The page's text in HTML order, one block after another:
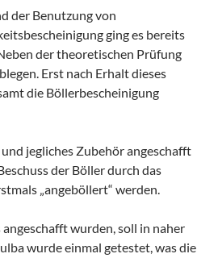
der Benutzung von
ging es bereits
der theoretischen Prüfung
Erst nach Erhalt dieses
die Böllerbescheinigung
jegliches Zubehör angeschafft
der Böller durch das
„angeböllert“ werden.
wurden, soll in naher
wurde einmal getestet, was die